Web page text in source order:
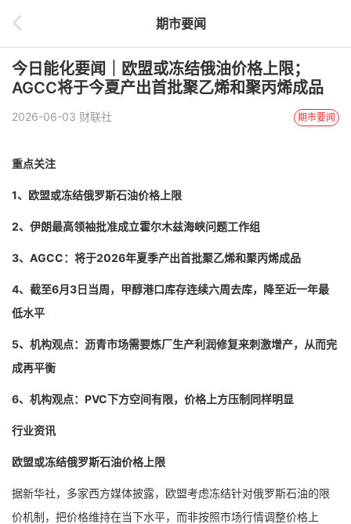
期市要闻
今日能化要闻｜欧盟或冻结俄油价格上限；
AGCC将于今夏产出首批聚乙烯和聚丙烯成品
2026-06-03 财联社 期市要闻
重点关注
1、欧盟或冻结俄罗斯石油价格上限
2、伊朗最高领袖批准成立霍尔木兹海峡问题工作组
3、AGCC：将于2026年夏季产出首批聚乙烯和聚丙烯成品
4、截至6月3日当周，甲醇港口库存连续六周去库，降至近一年最
低水平
5、机构观点：沥青市场需要炼厂生产利润修复来刺激增产，从而完
成再平衡
6、机构观点：PVC下方空间有限，价格上方压制同样明显
行业资讯
欧盟或冻结俄罗斯石油价格上限
据新华社，多家西方媒体披露，欧盟考虑冻结针对俄罗斯石油的限
价机制，把价格维持在当下水平，而非按照市场行情调整价格上